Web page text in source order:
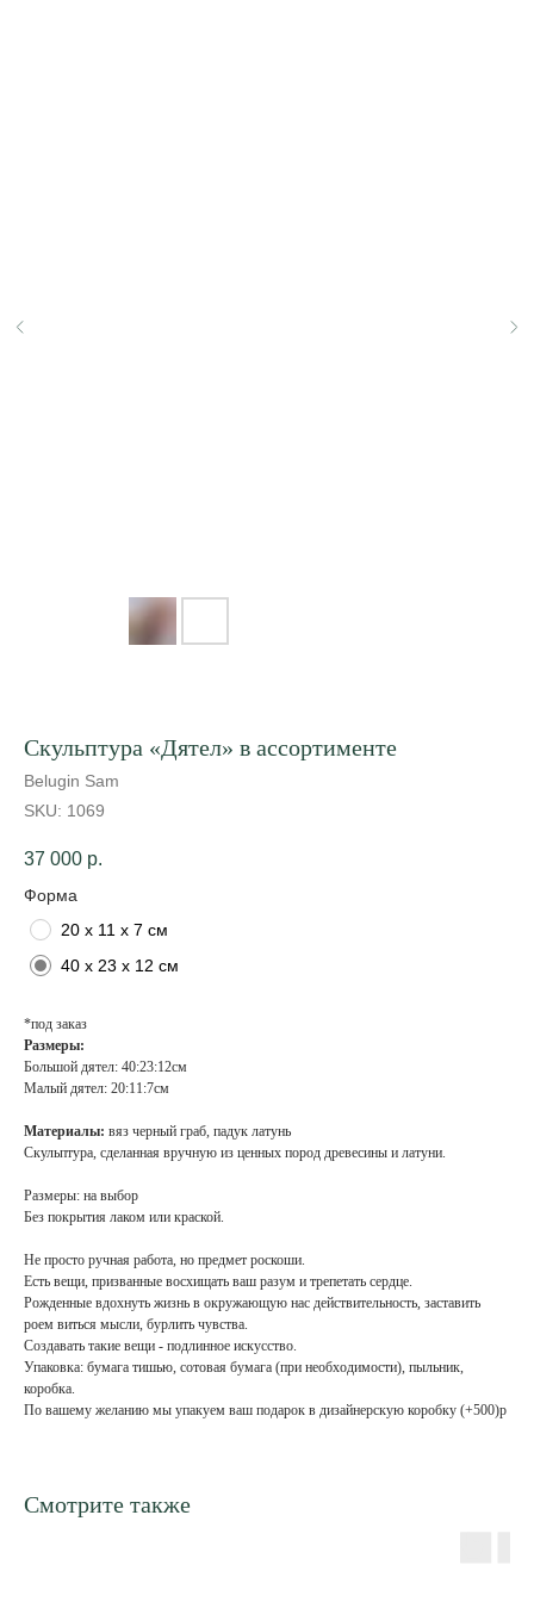
Скульптура «Дятел» в ассортименте
Belugin Sam
SKU: 1069
37 000 р.
Форма
20 х 11 х 7 см
40 х 23 х 12 см
*под заказ
Размеры:
Большой дятел: 40:23:12см
Малый дятел: 20:11:7см
Материалы: вяз черный граб, падук латунь
Скульптура, сделанная вручную из ценных пород древесины и латуни.
Размеры: на выбор
Без покрытия лаком или краской.
Не просто ручная работа, но предмет роскоши.
Есть вещи, призванные восхищать ваш разум и трепетать сердце.
Рожденные вдохнуть жизнь в окружающую нас действительность, заставить
роем виться мысли, бурлить чувства.
Создавать такие вещи - подлинное искусство.
Упаковка: бумага тишью, сотовая бумага (при необходимости), пыльник,
коробка.
По вашему желанию мы упакуем ваш подарок в дизайнерскую коробку (+500)р
Смотрите также